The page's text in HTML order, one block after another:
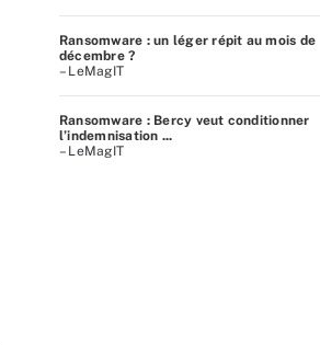
Ransomware : un léger répit au mois de
décembre ?
– LeMagIT
Ransomware : Bercy veut conditionner
l’indemnisation ...
– LeMagIT